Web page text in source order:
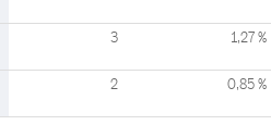
3 1,27 %
2 0,85 %